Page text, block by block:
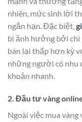
nhiên, mức sinh lời
ngắn hạn. Đặc biệt,
bị ảnh hưởng bởi chi
bán lại thấp hơn kỳ
những người có nhu
khoản nhanh.
2. Đầu tư vàng
Ngoài việc mua